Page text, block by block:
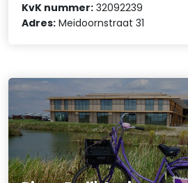
KvK nummer: 32092239
Adres: Meidoornstraat 31